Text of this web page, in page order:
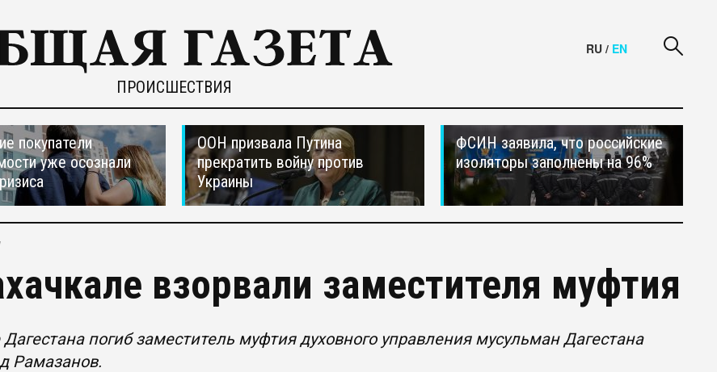
ПРОИСШЕСТВИЯ
RU / EN
покупатели
уже осознали
ООН призвала Путина
прекратить войну против
Украины
ФСИН заявила, что российские
изоляторы заполнены на 96%
взорвали заместителя муфтия
погиб заместитель муфтия духовного управления мусульман Дагестана
Рамазанов.